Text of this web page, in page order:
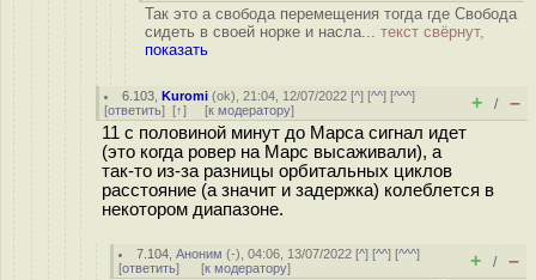
Так это а свобода перемещения тогда где Свобода
сидеть в своей норке и насла... текст свёрнут,
показать
6.103 ,Kuromi (ok), 21:04, 12/07/2022 [^] [^^] [^^^]
[ответить] [↑] [к модератору] + / –
11 с половиной минут до Марса сигнал идет
(это когда ровер на Марс высаживали), а
так-то из-за разницы орбитальных циклов
расстояние (а значит и задержка) колеблется в
некотором диапазоне.
7.104 ,Аноним (-), 04:06, 13/07/2022 [^] [^^] [^^^]
[ответить] [к модератору] + / –